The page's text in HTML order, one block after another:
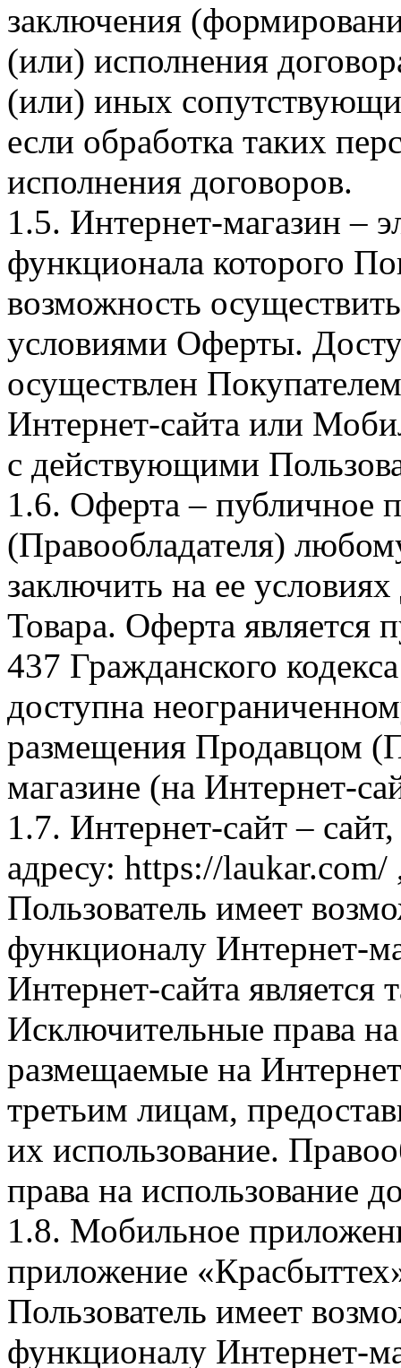
заключения
(или) исполнения
(или) иных
если обработка таких
исполнения договоров.
1.5. Интернет-магазин –
функционала которого
возможность
условиями Оферты.
осуществлен
Интернет-сайта или
с действующими
1.6. Оферта – публичное
(Правообладателя)
заключить на ее
Товара. Оферта является
437 Гражданского
доступна
размещения Продавцом
магазине (на Интернет-
1.7. Интернет-сайт –
адресу: https://laukar.com/
Пользователь имеет
функционалу Интернет-
Интернет-сайта
Исключительные права
размещаемые на
третьим лицам,
их использование.
права на использование
1.8. Мобильное
приложение
Пользователь имеет
функционалу Интернет-